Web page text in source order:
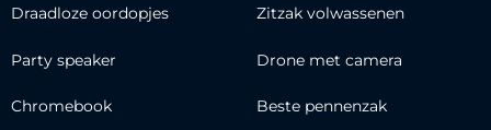
Draadloze oordopjes
Party speaker
Chromebook
Zitzak volwassenen
Drone met camera
Beste pennenzak